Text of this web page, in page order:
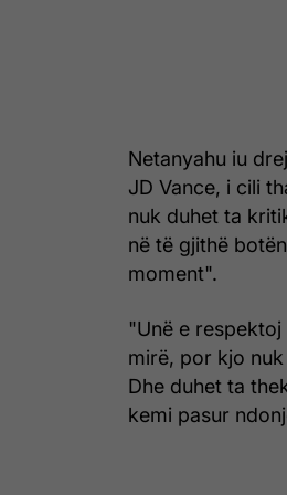
Netanyahu iu
JD Vance, i cili
nuk duhet ta
në të gjithë
moment".
"Unë e
mirë, por kjo
Dhe duhet ta
kemi pasur